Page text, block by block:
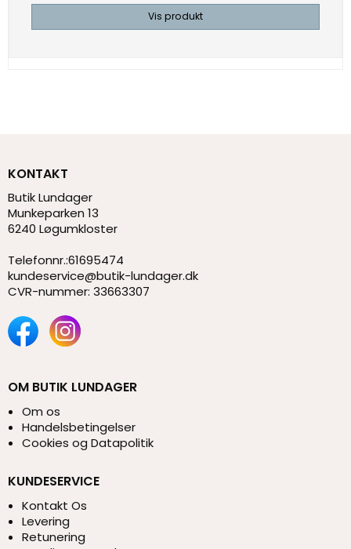
Vis produkt
KONTAKT
Butik Lundager
Munkeparken 13
6240 Løgumkloster
Telefonnr.:61695474
kundeservice@butik-lundager.dk
CVR-nummer: 33663307
OM BUTIK LUNDAGER
Om os
Handelsbetingelser
Cookies og Datapolitik
KUNDESERVICE
Kontakt Os
Levering
Retunering